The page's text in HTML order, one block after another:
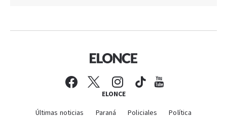
ELONCE
Últimas noticias Paraná Policiales
Política